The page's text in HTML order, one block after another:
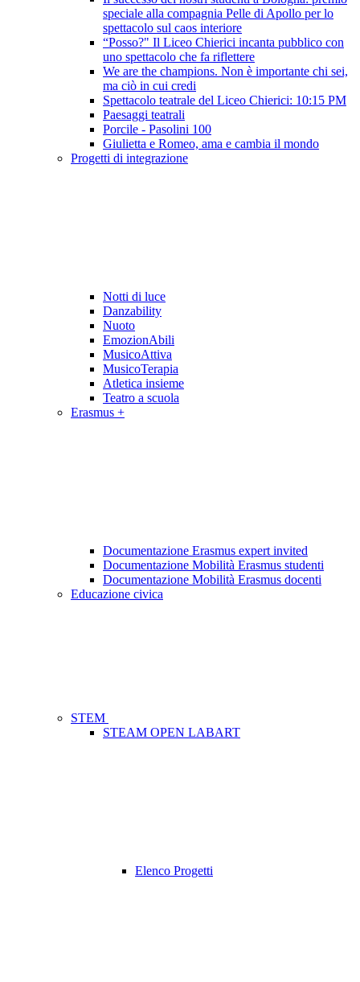
speciale alla compagnia Pelle di Apollo per lo
spettacolo sul caos interiore
“Posso?" Il Liceo Chierici incanta pubblico con
uno spettacolo che fa riflettere
We are the champions. Non è importante chi sei,
ma ciò in cui credi
Spettacolo teatrale del Liceo Chierici: 10:15 PM
Paesaggi teatrali
Porcile - Pasolini 100
Giulietta e Romeo, ama e cambia il mondo
Progetti di integrazione
Notti di luce
Danzability
Nuoto
EmozionAbili
MusicoAttiva
MusicoTerapia
Atletica insieme
Teatro a scuola
Erasmus +
Documentazione Erasmus expert invited
Documentazione Mobilità Erasmus studenti
Documentazione Mobilità Erasmus docenti
Educazione civica
STEM
STEAM OPEN LABART
Elenco Progetti